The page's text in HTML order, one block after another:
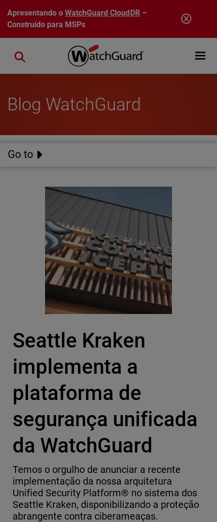
Pular para o conteúdo principal
Apresentando oWatchGuard CloudDR–
Construído para MSPs
Open
Close search
Blog WatchGuard
Go to
Seattle Kraken
implementa a
plataforma de
segurança unificada
da WatchGuard
Temos o orgulho de anunciar a recente
implementação da nossa arquitetura
Unified Security Platform® no sistema dos
Seattle Kraken, disponibilizando a proteção
abrangente contra ciberameaças.